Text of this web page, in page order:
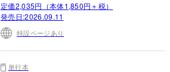
定価2,035円（本体1,850円＋税）
発売日:2026.09.11
特設ページあり
単行本